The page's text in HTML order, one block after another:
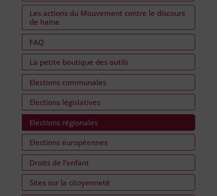
Les actions du Mouvement contre le discours
de haine
FAQ
La petite boutique des outils
Elections communales
Elections législatives
Elections régionales
Elections européennes
Droits de l’enfant
Sites sur la citoyenneté